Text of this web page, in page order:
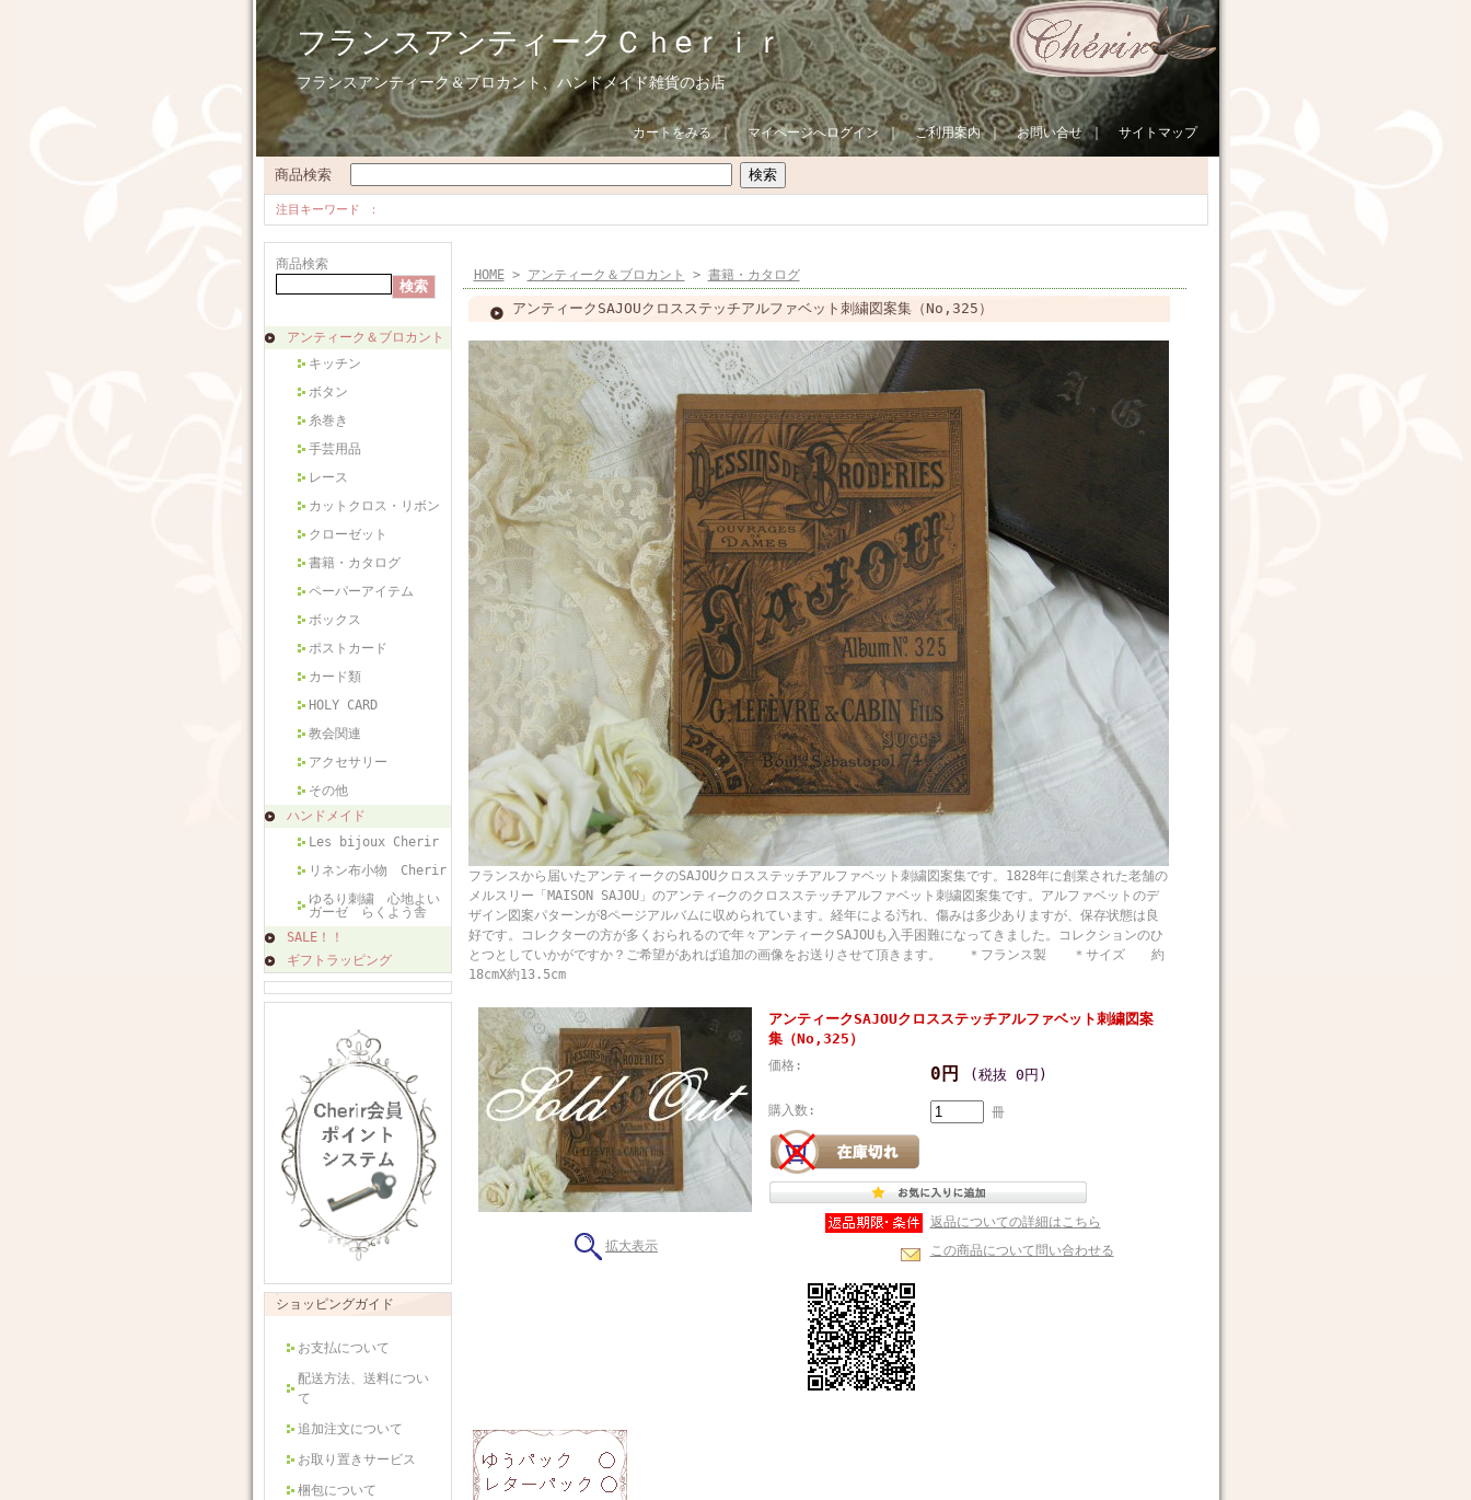
フランスアンティークＣｈeｒｉｒ
フランスアンティーク＆ブロカント、ハンドメイド雑貨のお店
カートをみる｜ マイページへログイン｜ ご利用案内｜ お問い合せ｜ サイトマップ
商品検索
注目キーワード
商品検索
アンティーク＆ブロカント
キッチン
ボタン
糸巻き
手芸用品
レース
カットクロス・リボン
クローゼット
書籍・カタログ
ペーパーアイテム
ボックス
ポストカード
カード類
HOLY CARD
教会関連
アクセサリー
その他
ハンドメイド
Les bijoux Cherir
リネン布小物 Cherir
ゆるり刺繍 心地よい
ガーゼ らくよう舎
SALE！！
ギフトラッピング
ショッピングガイド
お支払について
配送方法、送料につい
て
追加注文について
お取り置きサービス
梱包について
HOME> アンティーク＆ブロカント > 書籍・カタログ
アンティークSAJOUクロスステッチアルファベット刺繍図案集（No,325）
フランスから届いたアンティークのSAJOUクロスステッチアルファベット刺繍図案集です。1828年に創業された老舗の
メルスリー「MAISON SAJOU」のアンティ―クのクロスステッチアルファベット刺繍図案集です。アルファベットのデ
ザイン図案パターンが8ページアルバムに収められています。経年による汚れ、傷みは多少ありますが、保存状態は良
好です。コレクターの方が多くおられるので年々アンティークSAJOUも入手困難になってきました。コレクションのひ
とつとしていかがですか？ご希望があれば追加の画像をお送りさせて頂きます。 ＊フランス製 ＊サイズ 約
18cmX約13.5cm
拡大表示
アンティークSAJOUクロスステッチアルファベット刺繍図案
集（No,325）
価格: 0円 (税抜 0円)
購入数: 冊
返品についての詳細はこちら
この商品について問い合わせる